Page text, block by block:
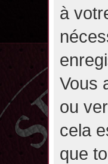
à
Vous
ou
cela
que